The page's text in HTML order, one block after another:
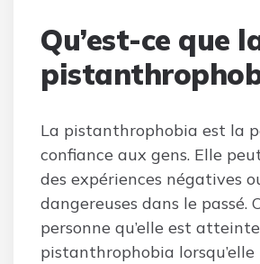
Qu’est-ce que
La pistanthrophobia est la
confiance aux gens. Elle
des expériences négatives
dangereuses dans le passé.
personne qu’elle est
pistanthrophobia